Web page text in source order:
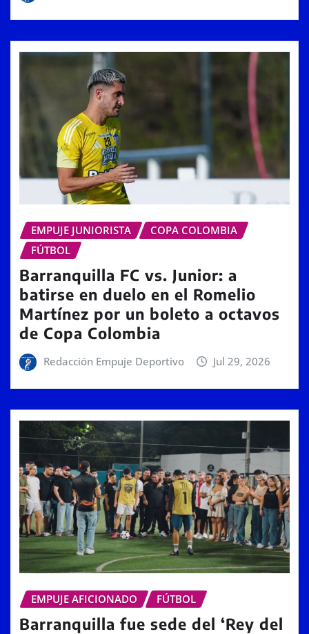
EMPUJE JUNIORISTA
COPA COLOMBIA
FÚTBOL
Barranquilla FC vs. Junior: a
batirse en duelo en el Romelio
Martínez por un boleto a octavos
de Copa Colombia
Redacción Empuje Deportivo Jul 29, 2026
EMPUJE AFICIONADO FÚTBOL
Barranquilla fue sede del ‘Rey del